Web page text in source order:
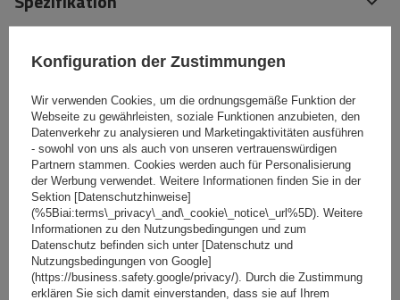
Das Produkt passt zu Autos
Lieferung
Stelle eine Frage
Bewertungen(0)
Ihre Bewertung schreiben
Konfiguration der Zustimmungen
Wir verwenden Cookies, um die ordnungsgemäße Funktion der
Webseite zu gewährleisten, soziale Funktionen anzubieten, den
Datenverkehr zu analysieren und Marketingaktivitäten ausführen
- sowohl von uns als auch von unseren vertrauenswürdigen
Partnern stammen. Cookies werden auch für Personalisierung
der Werbung verwendet. Weitere Informationen finden Sie in der
Sektion [Datenschutzhinweise]
(%5Biai:terms\_privacy\_and\_cookie\_notice\_url%5D). Weitere
Informationen zu den Nutzungsbedingungen und zum
Datenschutz befinden sich unter [Datenschutz und
Nutzungsbedingungen von Google]
(https://business.safety.google/privacy/). Durch die Zustimmung
erklären Sie sich damit einverstanden, dass sie auf Ihrem